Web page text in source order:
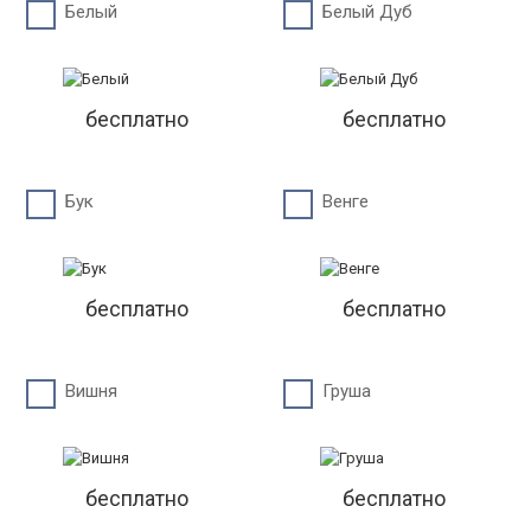
Белый
бесплатно
Белый Дуб
бесплатно
Бук
бесплатно
Венге
бесплатно
Вишня
бесплатно
Груша
бесплатно